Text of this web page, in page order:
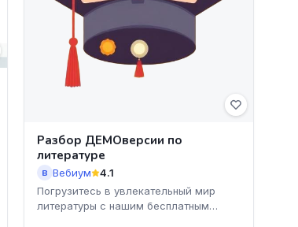
Разбор ДЕМОверсии по
литературе
В Вебиум
4.1
Погрузитесь в увлекательный мир
литературы с нашим бесплатным